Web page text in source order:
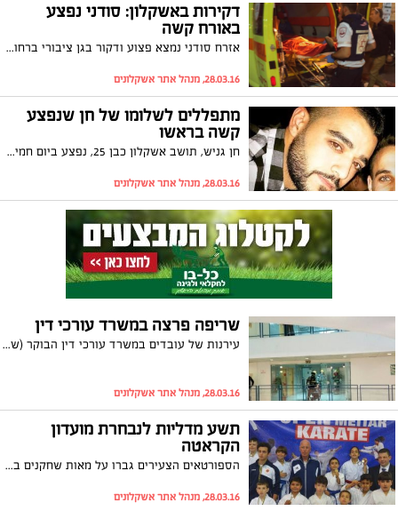
דקירות באשקלון: סודני נפצע
באורח קשה
אזרח סודני נמצא פצוע ודקור בגן ציבורי ברחוב בנימין באשקלון. חקירה ראשונית העלהת כי הרקע למעשה הוא פלילי, הפצוע הועבר במצב קשה לביה"ח ברזילי
28.03.16, מנהל אתר אשקלונים
מתפללים לשלומו של חן שנפצע
קשה בראשו
חן גניש, תושב אשקלון כבן 25, נפצע ביום חמישי האחרון במהלך בילוי. משפחתו לא עוזבת לרגע את מיטתו בבית החולים סורוקה ומבקשת מכל מי שיכול להתפלל לשלומו
28.03.16, מנהל אתר אשקלונים
שריפה פרצה במשרד עורכי דין
עירנות של עובדים במשרד עורכי דין הבוקר (שני), מנעה התפשטות של שריפה בבניין סנטר באשקלון. למרבה המזל האירוע הסתיים ללא נפגעים
28.03.16, מנהל אתר אשקלונים
תשע מדליות לנבחרת מועדון
הקראטה
הספורטאים הצעירים גברו על מאות שחקנים בכירים בענף במקצים שונים
28.03.16, מנהל אתר אשקלונים